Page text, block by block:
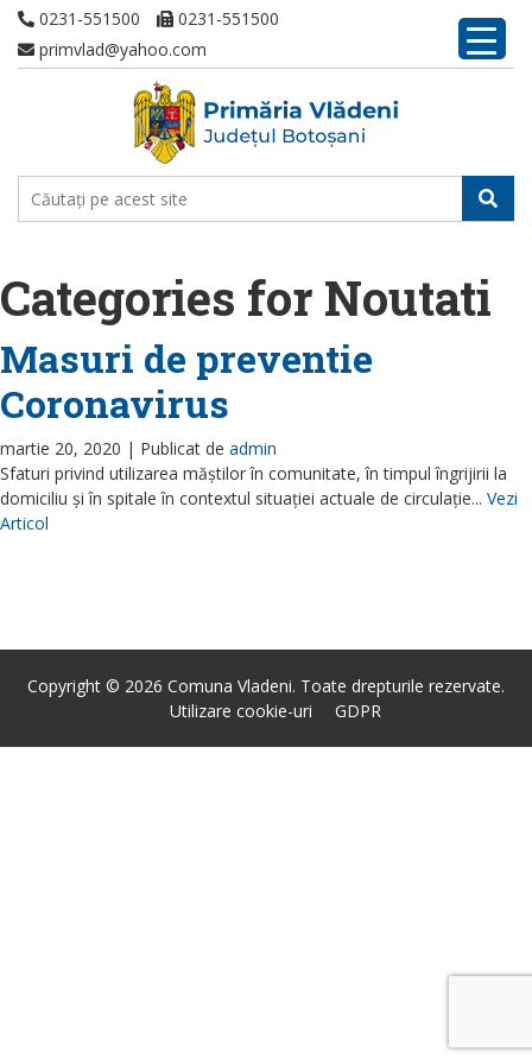
0231-551500
0231-551500
primvlad@yahoo.com
Categories for Noutati
Masuri de preventie
Coronavirus
martie 20, 2020 | Publicat de admin
Sfaturi privind utilizarea măștilor în comunitate, în timpul îngrijirii la
domiciliu și în spitale în contextul situației actuale de circulație... Vezi
Articol
Copyright © 2026 Comuna Vladeni. Toate drepturile rezervate.
Utilizare cookie-uri
GDPR